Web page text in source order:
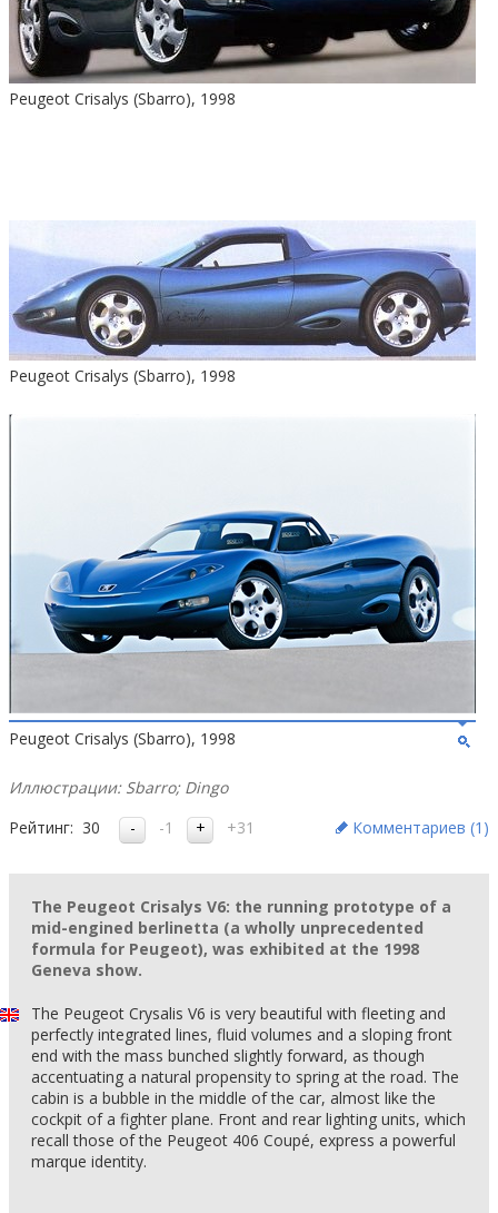
Peugeot Crisalys (Sbarro), 1998
Peugeot Crisalys (Sbarro), 1998
Peugeot Crisalys (Sbarro), 1998
Иллюстрации: Sbarro; Dingo
Рейтинг: 30 -1 +31 Комментариев (1 )
The Peugeot Crisalys V6: the running prototype of a
mid-engined berlinetta (a wholly unprecedented
formula for Peugeot), was exhibited at the 1998
Geneva show.
The Peugeot Crysalis V6 is very beautiful with fleeting and
perfectly integrated lines, fluid volumes and a sloping front
end with the mass bunched slightly forward, as though
accentuating a natural propensity to spring at the road. The
cabin is a bubble in the middle of the car, almost like the
cockpit of a fighter plane. Front and rear lighting units, which
recall those of the Peugeot 406 Coupé, express a powerful
marque identity.